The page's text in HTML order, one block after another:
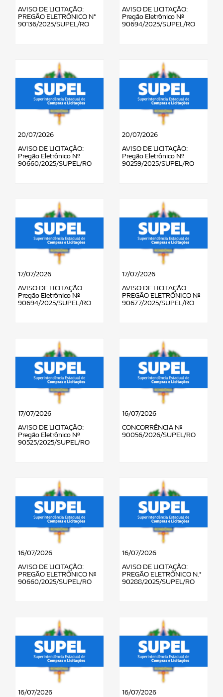
AVISO DE LICITAÇÃO:
PREGÃO ELETRÔNICO N°
90136/2025/SUPEL/RO
AVISO DE LICITAÇÃO:
Pregão Eletrônico Nº
90694/2025/SUPEL/RO
20/07/2026
AVISO DE LICITAÇÃO:
Pregão Eletrônico Nº
90660/2025/SUPEL/RO
20/07/2026
AVISO DE LICITAÇÃO:
Pregão Eletrônico Nº
90259/2025/SUPEL/RO
17/07/2026
AVISO DE LICITAÇÃO:
Pregão Eletrônico Nº
90694/2025/SUPEL/RO
17/07/2026
AVISO DE LICITAÇÃO:
PREGÃO ELETRÔNICO Nº
90677/2025/SUPEL/RO
17/07/2026
AVISO DE LICITAÇÃO:
Pregão Eletrônico Nº
90525/2025/SUPEL/RO
16/07/2026
CONCORRÊNCIA Nº
90056/2026/SUPEL/RO
16/07/2026
AVISO DE LICITAÇÃO:
PREGÃO ELETRÔNICO Nº
90660/2025/SUPEL/RO
16/07/2026
AVISO DE LICITAÇÃO:
PREGÃO ELETRÔNICO N.°
90288/2025/SUPEL/RO
16/07/2026 16/07/2026